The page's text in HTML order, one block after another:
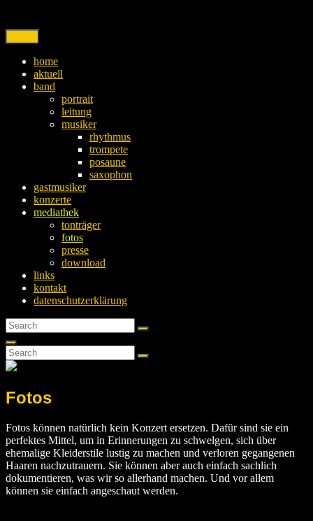
home
aktuell
band
portrait
leitung
musiker
rhythmus
trompete
posaune
saxophon
gastmusiker
konzerte
mediathek
tonträger
fotos
presse
download
links
kontakt
datenschutzerklärung
Search
for:
Search
Search
Search
for:
Search
Fotos
Fotos können natürlich kein Konzert ersetzen. Dafür sind sie ein
perfektes Mittel, um in Erinnerungen zu schwelgen, sich über
ehemalige Kleiderstile lustig zu machen und verloren gegangenen
Haaren nachzutrauern. Sie können aber auch einfach sachlich
dokumentieren, was wir so allerhand machen. Und vor allem
können sie einfach angeschaut werden.